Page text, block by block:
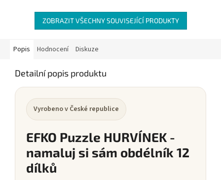
ZOBRAZIT VŠECHNY SOUVISEJÍCÍ PRODUKTY
Popis Hodnocení Diskuze
Detailní popis produktu
Vyrobeno v České republice
EFKO Puzzle HURVÍNEK -
namaluj si sám obdélník 12
dílků